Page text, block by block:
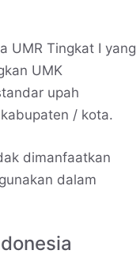
UMR Tingkat I yang
UMK
upah
/ kota.
dimanfaatkan
dalam